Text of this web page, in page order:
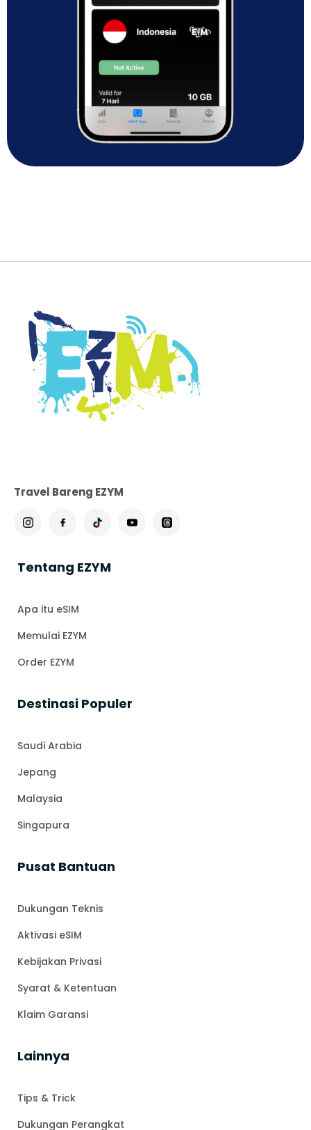
Travel Bareng EZYM
Tentang EZYM
Apa itu eSIM
Memulai EZYM
Order EZYM
⁠Destinasi Populer
Saudi Arabia
Jepang
Malaysia
Singapura
Pusat Bantuan
Dukungan Teknis
Aktivasi eSIM
Kebijakan Privasi
Syarat & Ketentuan
Klaim Garansi
Lainnya
Tips & Trick
Dukungan Perangkat